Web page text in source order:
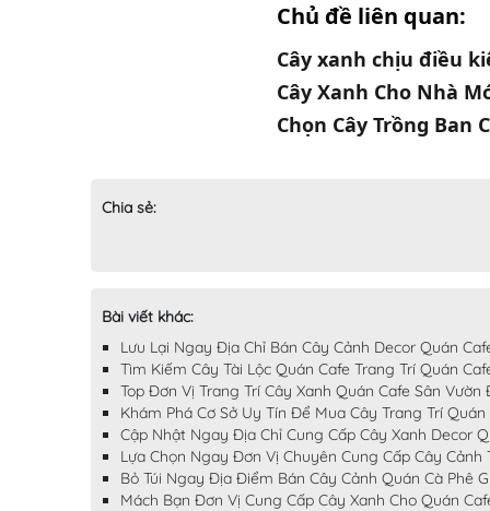
Chủ đề liên quan:
Cây xanh chịu điều
Cây Xanh Cho Nhà
Chọn Cây Trồng Ban
Chia sẻ:
Bài viết khác:
Lưu Lại Ngay Địa Chỉ Bán Cây Cảnh Decor Quán
Tìm Kiếm Cây Tài Lộc Quán Cafe Trang Trí Quán
Top Đơn Vị Trang Trí Cây Xanh Quán Cafe Sân
Khám Phá Cơ Sở Uy Tín Để Mua Cây Trang Trí
Cập Nhật Ngay Địa Chỉ Cung Cấp Cây Xanh Decor
Lựa Chọn Ngay Đơn Vị Chuyên Cung Cấp Cây
Bỏ Túi Ngay Địa Điểm Bán Cây Cảnh Quán Cà Phê
Mách Bạn Đơn Vị Cung Cấp Cây Xanh Cho Quán